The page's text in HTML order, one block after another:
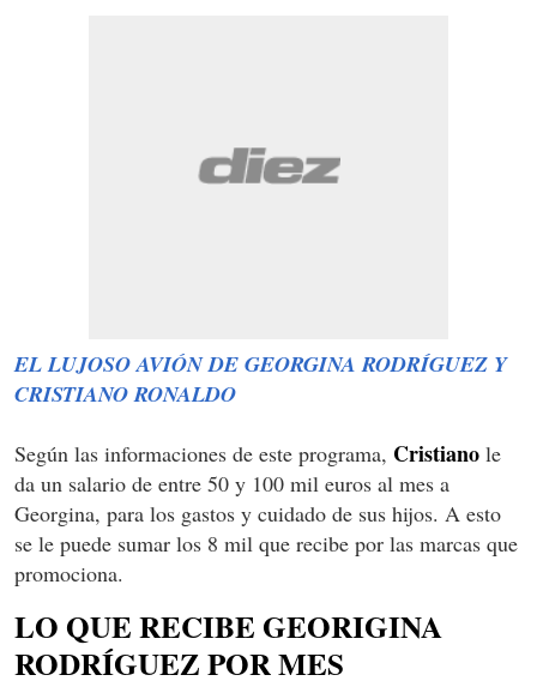
EL LUJOSO AVIÓN DE GEORGINA RODRÍGUEZ Y
CRISTIANO RONALDO
Según las informaciones de este programa, Cristiano le
da un salario de entre 50 y 100 mil euros al mes a
Georgina, para los gastos y cuidado de sus hijos. A esto
se le puede sumar los 8 mil que recibe por las marcas que
promociona.
LO QUE RECIBE GEORIGINA
RODRÍGUEZ POR MES